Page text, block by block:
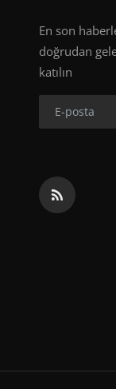
En son
doğrudan
katılın